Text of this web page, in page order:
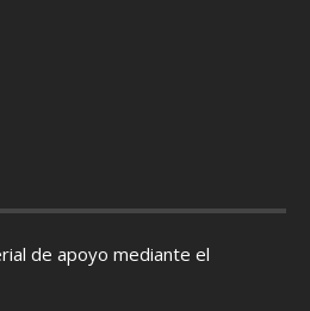
de apoyo mediante el